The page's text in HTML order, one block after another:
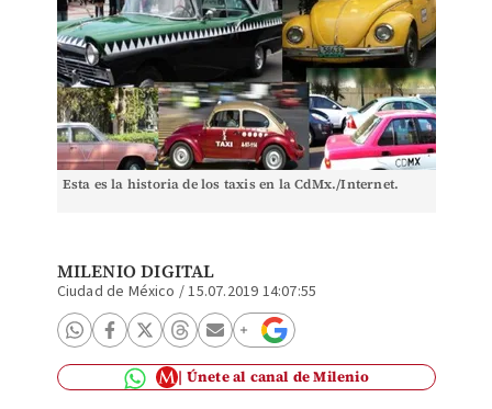
Esta es la historia de los taxis en la CdMx./Internet.
MILENIO DIGITAL
Ciudad de México /15.07.2019 14:07:55
Únete al canal de Milenio